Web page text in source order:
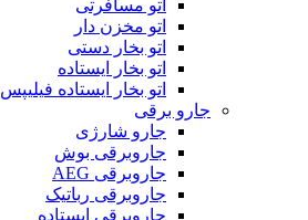
اتو مسافرتی
اتو مخزن دار
اتو بخار دستی
اتو بخار ایستاده
اتو بخار ایستاده فیلیپس
جارو برقی
جارو شارژی
جاروبرقی بوش
جاروبرقی AEG
جاروبرقی رباتیک
جاروبرقی ایستاده